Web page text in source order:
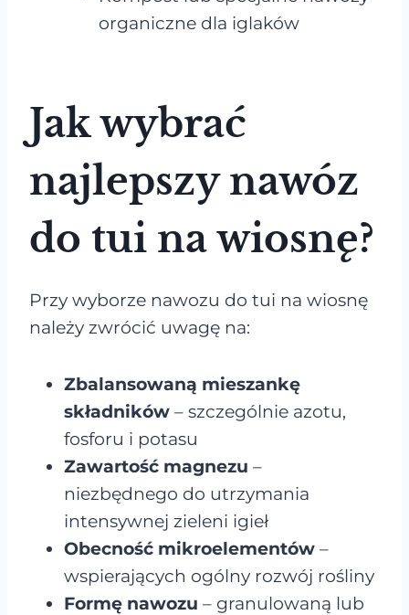
organiczne dla iglaków
Jak wybrać
najlepszy nawóz
do tui na wiosnę?
Przy wyborze nawozu do tui na wiosnę
należy zwrócić uwagę na:
Zbalansowaną mieszankę
składników – szczególnie azotu,
fosforu i potasu
Zawartość magnezu –
niezbędnego do utrzymania
intensywnej zieleni igieł
Obecność mikroelementów –
wspierających ogólny rozwój rośliny
Formę nawozu – granulowaną lub